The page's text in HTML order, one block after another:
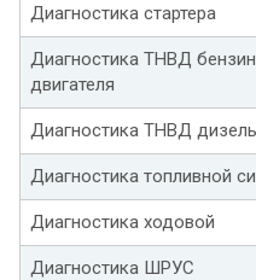
Диагностика стартера
Диагностика ТНВД
двигателя
Диагностика ТНВД
Диагностика топливной
Диагностика ходовой
Диагностика ШРУС